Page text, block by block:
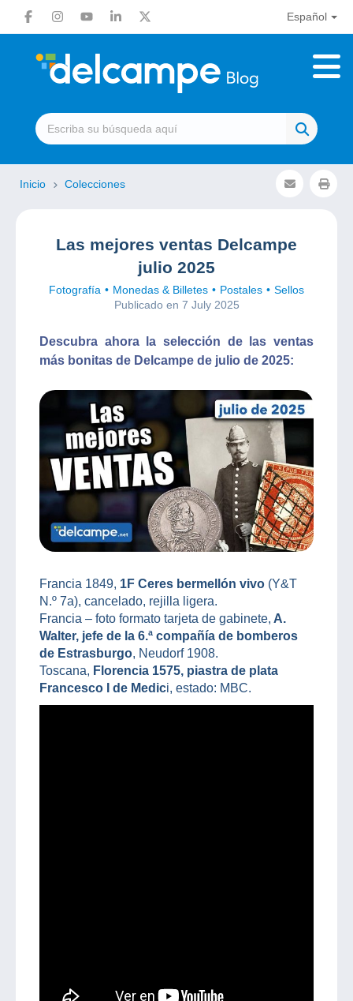
Español
Inicio Colecciones
Las mejores ventas Delcampe
julio 2025
Fotografía Monedas & Billetes Postales
Sellos
Publicado en 7 July 2025
Descubra ahora la selección de las ventas
más bonitas de Delcampe de julio de 2025:
Francia 1849, 1F Ceres bermellón vivo (Y&T
N.º 7a), cancelado, rejilla ligera.
Francia – foto formato tarjeta de gabinete, A.
Walter, jefe de la 6.ª compañía de bomberos
de Estrasburgo, Neudorf 1908.
Toscana, Florencia 1575, piastra de plata
Francesco I de Medici, estado: MBC.